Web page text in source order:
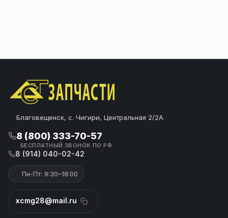
Благовещенск, с. Чигири, Центральная 2/2А
8 (800) 333-70-57
БЕСПЛАТНЫЙ ЗВОНОК ПО РФ
8 (914) 040-02-42
Пн-Пт: 9:30–18:00
xcmg28@mail.ru